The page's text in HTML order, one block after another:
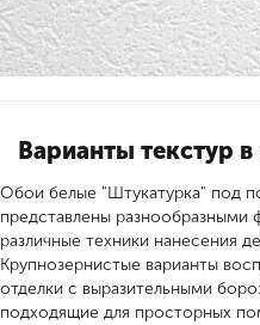
Варианты текстур в
Обои белые "Штукатурка" под
представлены
различные техники нанесения
Крупнозернистые варианты
отделки с выразительными
подходящие для просторных